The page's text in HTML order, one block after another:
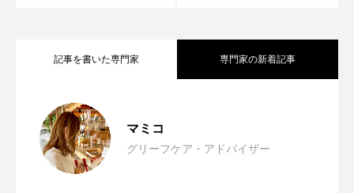
記事を書いた専門家 専門家の新着記事
マミコ
グリーフケア・アドバイザー
2026.08.07
2026.07.22